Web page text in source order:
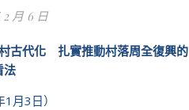
2 月 6 日
古代化 扎實推動村落周全復興的
法
1月3日）